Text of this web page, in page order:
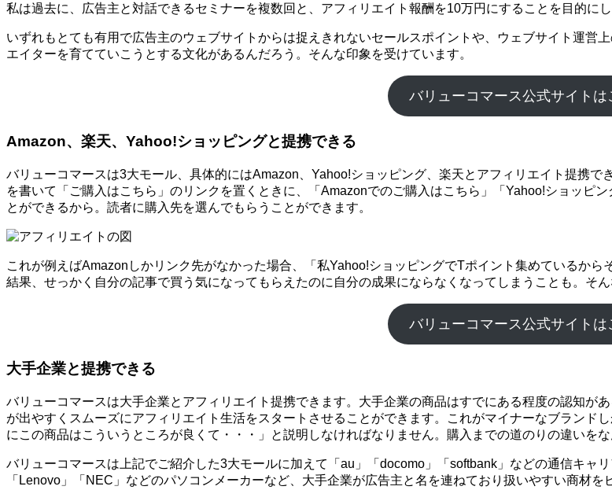
私は過去に、広告主と対話できるセミナーを複数回と、アフィリエイト報酬を10万円にすることを目的に
いずれもとても有用で広告主のウェブサイトからは捉えきれないセールスポイントや、ウェブサイト運営
エイターを育てていこうとする文化があるんだろう。そんな印象を受けています。
バリューコマース公式サイトは
Amazon、楽天、Yahoo!ショッピングと提携できる
バリューコマースは3大モール、具体的にはAmazon、Yahoo!ショッピング、楽天とアフィリエイト提携
を書いて「ご購入はこちら」のリンクを置くときに、「Amazonでのご購入はこちら」「Yahoo!ショッピ
とができるから。読者に購入先を選んでもらうことができます。
これが例えばAmazonしかリンク先がなかった場合、「私Yahoo!ショッピングでTポイント集めているか
結果、せっかく自分の記事で買う気になってもらえたのに自分の成果にならなくなってしまうことも。そ
バリューコマース公式サイトは
大手企業と提携できる
バリューコマースは大手企業とアフィリエイト提携できます。大手企業の商品はすでにある程度の認知が
が出やすくスムーズにアフィリエイト生活をスタートさせることができます。これがマイナーなブランド
にこの商品はこういうところが良くて・・・」と説明しなければなりません。購入までの道のりの違いを
バリューコマースは上記でご紹介した3大モールに加えて「au」「docomo」「softbank」などの通信キャ
「Lenovo」「NEC」などのパソコンメーカーなど、大手企業が広告主と名を連ねており扱いやすい商材を